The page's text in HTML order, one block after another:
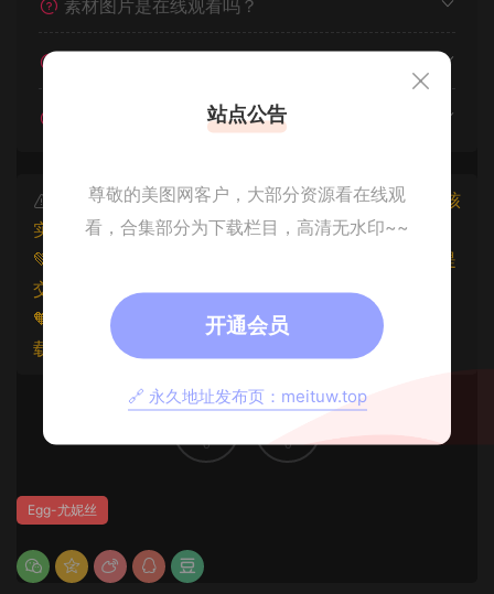
素材图片是在线观看吗？
遇见其他问题怎么办？
本文资源仅供个人参考学习，请勿批量搬运，一经核
实将封禁账号权限！
💚本文资源均来源网友分享，若侵犯了您的权益可以提
交工单处理。
🧡原文链接：
https://www.znjxg.com/964.html
载请注明出处。
0 0
Egg-尤妮丝
站点公告
尊敬的美图网客户，大部分资源看在线观
看，合集部分为下载栏目，高清无水印~~
开通会员
🔗 永久地址发布页：meituw.top